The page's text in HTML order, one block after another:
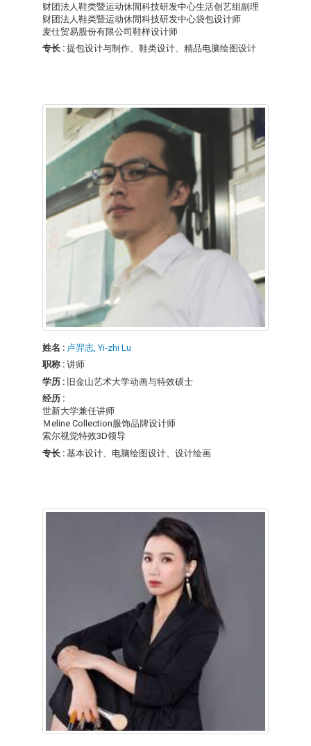
财团法人鞋类暨运动休閒科技研发中心生活创艺组副理
财团法人鞋类暨运动休閒科技研发中心袋包设计师
麦仕贸易股份有限公司鞋样设计师
专长 : 提包设计与制作、鞋类设计、精品电脑绘图设计
姓名 : 卢羿志, Yi-zhi Lu
职称 : 讲师
学历 : 旧金山艺术大学动画与特效硕士
经历 :
世新大学兼任讲师
Ｍeline Collection服饰品牌设计师
索尔视觉特效3D领导
专长 : 基本设计、电脑绘图设计、设计绘画